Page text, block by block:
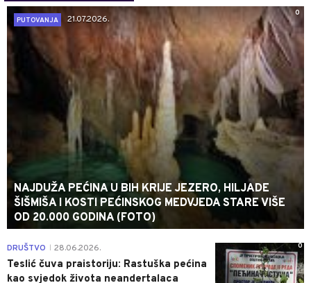
0
PUTOVANJA
21.07.2026.
NAJDUŽA PEĆINA U BIH KRIJE JEZERO, HILJADE
ŠIŠMIŠA I KOSTI PEĆINSKOG MEDVJEDA STARE VIŠE
OD 20.000 GODINA (FOTO)
0
DRUŠTVO 28.06.2026.
Teslić čuva praistoriju: Rastuška pećina
kao svjedok života neandertalaca